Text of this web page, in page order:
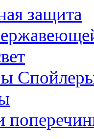
защита